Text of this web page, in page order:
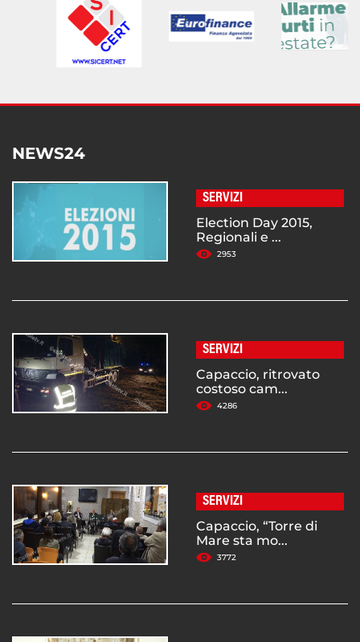
NEWS24
SERVIZI
Election Day 2015,
Regionali e ...
2953
SERVIZI
Capaccio, ritrovato
costoso cam...
4286
SERVIZI
Capaccio, “Torre di
Mare sta mo...
3772